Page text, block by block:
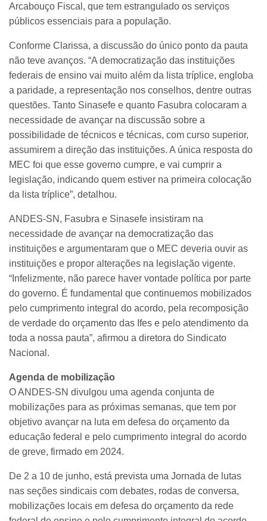
Arcabouço Fiscal, que tem estrangulado os serviços
públicos essenciais para a população.
Conforme Clarissa, a discussão do único ponto da pauta
não teve avanços. “A democratização das instituições
federais de ensino vai muito além da lista tríplice, engloba
a paridade, a representação nos conselhos, dentre outras
questões. Tanto Sinasefe e quanto Fasubra colocaram a
necessidade de avançar na discussão sobre a
possibilidade de técnicos e técnicas, com curso superior,
assumirem a direção das instituições. A única resposta do
MEC foi que esse governo cumpre, e vai cumprir a
legislação, indicando quem estiver na primeira colocação
da lista tríplice”, detalhou.
ANDES-SN, Fasubra e Sinasefe insistiram na
necessidade de avançar na democratização das
instituições e argumentaram que o MEC deveria ouvir as
instituições e propor alterações na legislação vigente.
“Infelizmente, não parece haver vontade política por parte
do governo. É fundamental que continuemos mobilizados
pelo cumprimento integral do acordo, pela recomposição
de verdade do orçamento das Ifes e pelo atendimento da
toda a nossa pauta”, afirmou a diretora do Sindicato
Nacional.
Agenda de mobilização
O ANDES-SN divulgou uma agenda conjunta de
mobilizações para as próximas semanas, que tem por
objetivo avançar na luta em defesa do orçamento da
educação federal e pelo cumprimento integral do acordo
de greve, firmado em 2024.
De 2 a 10 de junho, está prevista uma Jornada de lutas
nas seções sindicais com debates, rodas de conversa,
mobilizações locais em defesa do orçamento da rede